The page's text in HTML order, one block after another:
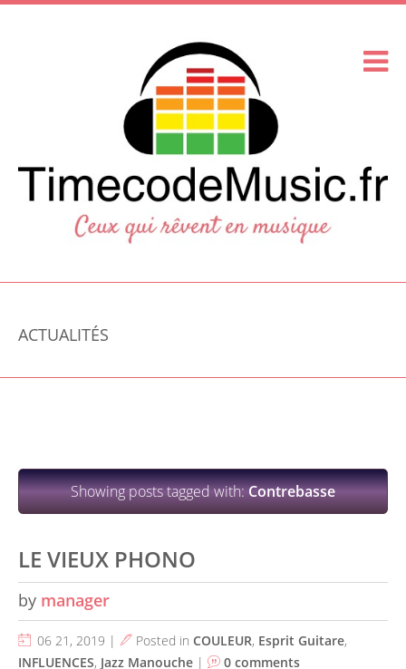
ACTUALITÉS
Showing posts tagged with:Contrebasse
LE VIEUX PHONO
by manager
06 21, 2019 | Posted in COULEUR, Esprit Guitare,
INFLUENCES, Jazz Manouche | 0 comments